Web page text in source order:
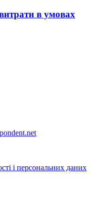
в умовах
і персональних даних